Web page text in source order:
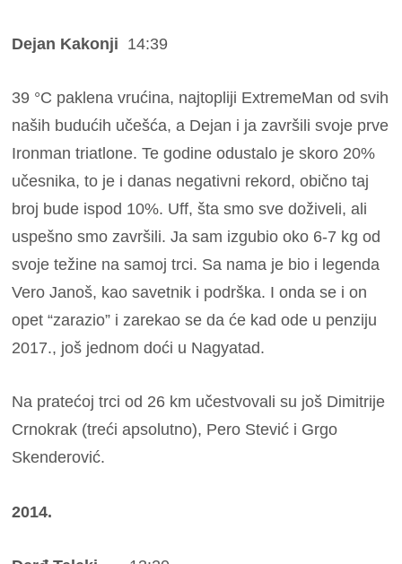
Dejan Kakonji 14:39
39 °C paklena vrućina, najtopliji ExtremeMan od svih
naših budućih učešća, a Dejan i ja završili svoje prve
Ironman triatlone. Te godine odustalo je skoro 20%
učesnika, to je i danas negativni rekord, obično taj
broj bude ispod 10%. Uff, šta smo sve doživeli, ali
uspešno smo završili. Ja sam izgubio oko 6-7 kg od
svoje težine na samoj trci. Sa nama je bio i legenda
Vero Janoš, kao savetnik i podrška. I onda se i on
opet “zarazio” i zarekao se da će kad ode u penziju
2017., još jednom doći u Nagyatad.
Na pratećoj trci od 26 km učestvovali su još Dimitrije
Crnokrak (treći apsolutno), Pero Stević i Grgo
Skenderović.
2014.